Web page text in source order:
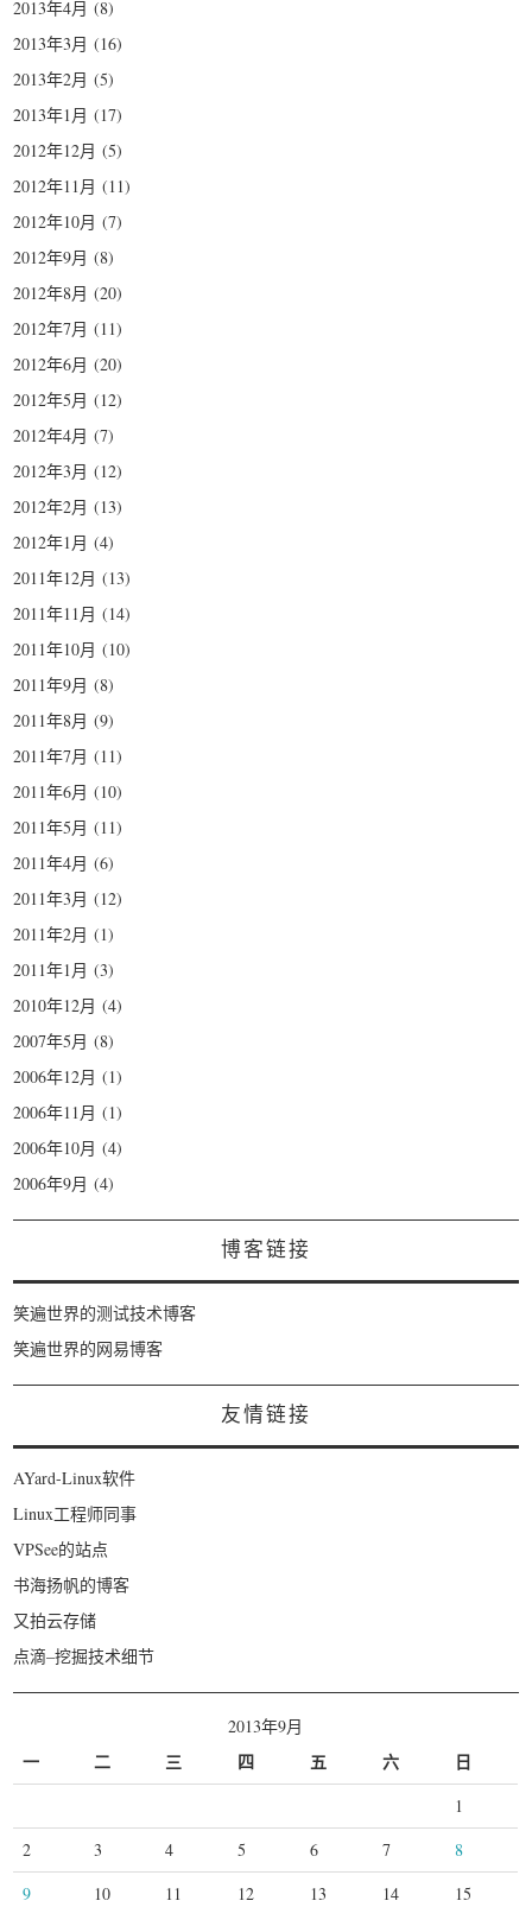
2013年4月 (8)
2013年3月 (16)
2013年2月 (5)
2013年1月 (17)
2012年12月 (5)
2012年11月 (11)
2012年10月 (7)
2012年9月 (8)
2012年8月 (20)
2012年7月 (11)
2012年6月 (20)
2012年5月 (12)
2012年4月 (7)
2012年3月 (12)
2012年2月 (13)
2012年1月 (4)
2011年12月 (13)
2011年11月 (14)
2011年10月 (10)
2011年9月 (8)
2011年8月 (9)
2011年7月 (11)
2011年6月 (10)
2011年5月 (11)
2011年4月 (6)
2011年3月 (12)
2011年2月 (1)
2011年1月 (3)
2010年12月 (4)
2007年5月 (8)
2006年12月 (1)
2006年11月 (1)
2006年10月 (4)
2006年9月 (4)
博客链接
笑遍世界的测试技术博客
笑遍世界的网易博客
友情链接
AYard-Linux软件
Linux工程师同事
VPSee的站点
书海扬帆的博客
又拍云存储
点滴–挖掘技术细节
2013年9月
一 二 三 四 五 六 日
1
2
3 4 5 6 7
8
9
10 11 12 13 14 15